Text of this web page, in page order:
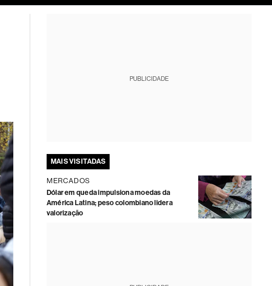
PUBLICIDADE
MAIS VISITADAS
MERCADOS
Dólar em queda impulsiona moedas da
América Latina; peso colombiano lidera
valorização